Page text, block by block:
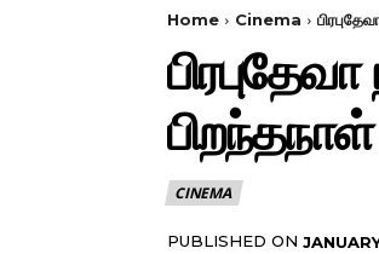
Home Cinema
CINEMA
PUBLISHED ON